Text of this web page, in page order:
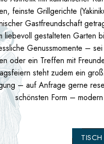
feinste Grillgerichte
Gastfreundschaft
liebevoll gestalteten Garten
Genussmomente –
oder ein Treffen mit
steht zudem ein
– auf Anfrage gerne
schönsten Form –
TISCH